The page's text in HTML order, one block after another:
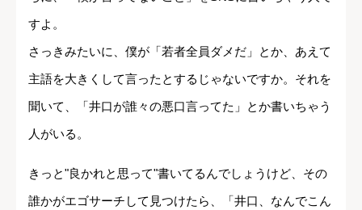
すよ。
さっきみたいに、僕が「若者全員ダメだ」とか、あえて
主語を大きくして言ったとするじゃないですか。それを
聞いて、「井口が誰々の悪口言ってた」とか書いちゃう
人がいる。
きっと"良かれと思って"書いてるんでしょうけど、その
誰かがエゴサーチして見つけたら、「井口、なんでこん